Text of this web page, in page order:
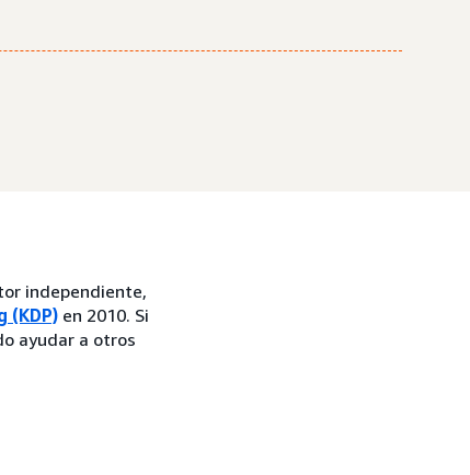
independiente,
(KDP) en 2010. Si
ayudar a otros